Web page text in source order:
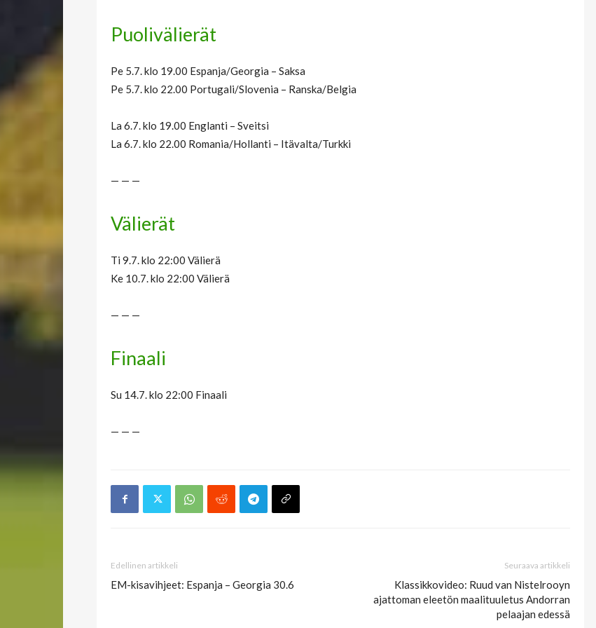
Puolivälierät
Pe 5.7. klo 19.00 Espanja/Georgia – Saksa
Pe 5.7. klo 22.00 Portugali/Slovenia – Ranska/Belgia
La 6.7. klo 19.00 Englanti – Sveitsi
La 6.7. klo 22.00 Romania/Hollanti – Itävalta/Turkki
— — —
Välierät
Ti 9.7. klo 22:00 Välierä
Ke 10.7. klo 22:00 Välierä
— — —
Finaali
Su 14.7. klo 22:00 Finaali
— — —
Edellinen artikkeli
EM-kisavihjeet: Espanja – Georgia 30.6
Seuraava artikkeli
Klassikkovideo: Ruud van Nistelrooyn
ajattoman eleetön maalituuletus Andorran
pelaajan edessä